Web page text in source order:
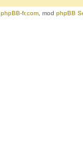
phpBB-fr.com , mod phpBB